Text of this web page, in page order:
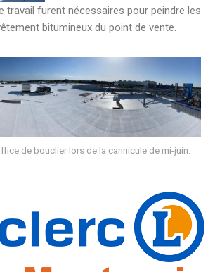
travail furent nécessaires pour peindre les
bitumineux du point de vente.
de bouclier lors de la cannicule de mi-juin.